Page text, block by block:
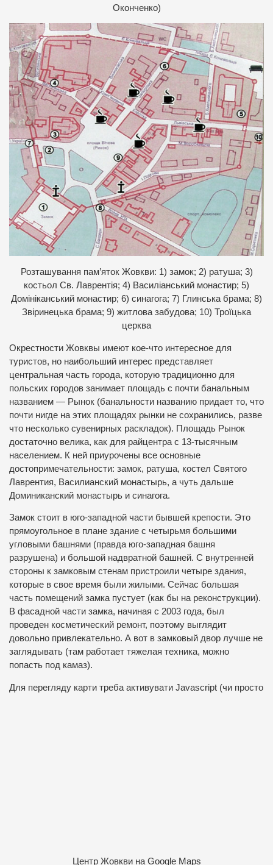
Оконченко)
Розташування пам’яток Жовкви: 1) замок; 2) ратуша; 3)
костьол Св. Лаврентія; 4) Василіанський монастир; 5)
Домініканський монастир; 6) синагога; 7) Глинська брама; 8)
Звіринецька брама; 9) житлова забудова; 10) Троїцька
церква
Окрестности Жовквы имеют кое-что интересное для
туристов, но наибольший интерес представляет
центральная часть города, которую традиционно для
польских городов занимает площадь с почти банальным
названием — Рынок (банальности названию придает то, что
почти нигде на этих площадях рынки не сохранились, разве
что несколько сувенирных раскладок). Площадь Рынок
достаточно велика, как для райцентра с 13-тысячным
населением. К ней приурочены все основные
достопримечательности: замок, ратуша, костел Святого
Лаврентия, Василианский монастырь, а чуть дальше
Доминиканский монастырь и синагога.
Замок стоит в юго-западной части бывшей крепости. Это
прямоугольное в плане здание с четырьмя большими
угловыми башнями (правда юго-западная башня
разрушена) и большой надвратной башней. С внутренней
стороны к замковым стенам пристроили четыре здания,
которые в свое время были жилыми. Сейчас большая
часть помещений замка пустует (как бы на реконструкции).
В фасадной части замка, начиная с 2003 года, был
проведен косметический ремонт, поэтому выглядит
довольно привлекательно. А вот в замковый двор лучше не
заглядывать (там работает тяжелая техника, можно
попасть под камаз).
Для перегляду карти треба активувати Javascript (чи просто
Центр Жовкви на Google Maps